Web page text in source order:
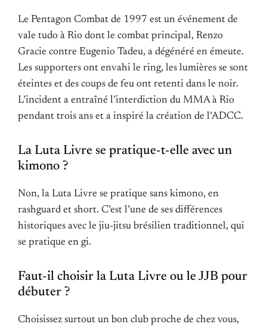
Le Pentagon Combat de 1997 est un événement de
vale tudo à Rio dont le combat principal, Renzo
Gracie contre Eugenio Tadeu, a dégénéré en émeute.
Les supporters ont envahi le ring, les lumières se sont
éteintes et des coups de feu ont retenti dans le noir.
L’incident a entraîné l’interdiction du MMA à Rio
pendant trois ans et a inspiré la création de l’ADCC.
La Luta Livre se pratique-t-elle avec un
kimono ?
Non, la Luta Livre se pratique sans kimono, en
rashguard et short. C’est l’une de ses différences
historiques avec le jiu-jitsu brésilien traditionnel, qui
se pratique en gi.
Faut-il choisir la Luta Livre ou le JJB pour
débuter ?
Choisissez surtout un bon club proche de chez vous,